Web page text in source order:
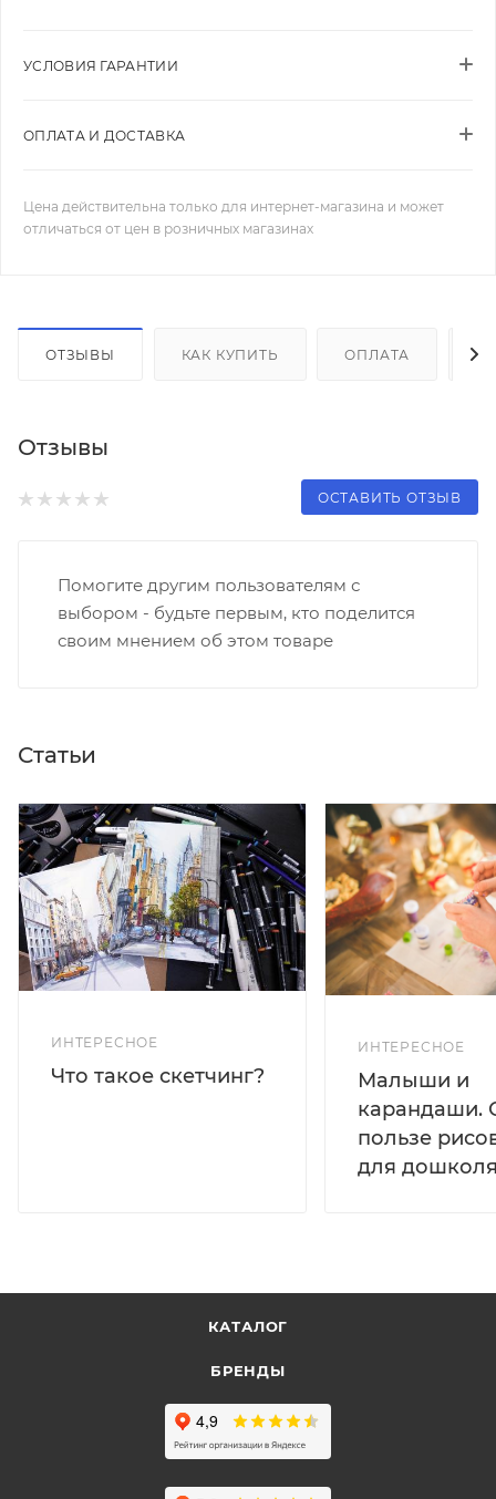
УСЛОВИЯ ГАРАНТИИ
ОПЛАТА И ДОСТАВКА
Цена действительна только для интернет-магазина и может
отличаться от цен в розничных магазинах
ОТЗЫВЫ КАК КУПИТЬ ОПЛАТА
Отзывы
ОСТАВИТЬ ОТЗЫВ
Помогите другим пользователям с
выбором - будьте первым, кто поделится
своим мнением об этом товаре
Статьи
ИНТЕРЕСНОЕ
Что такое скетчинг?
ИНТЕРЕСНОЕ
Малыши и
карандаши.
пользе
для
КАТАЛОГ
БРЕНДЫ